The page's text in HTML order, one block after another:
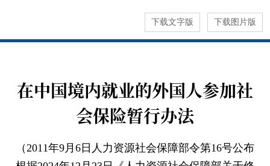
下载文字版 下载图片版
在中国境内就业的外国人参加社
会保险暂行办法
（2011年9月6日人力资源社会保障部令第16号公布